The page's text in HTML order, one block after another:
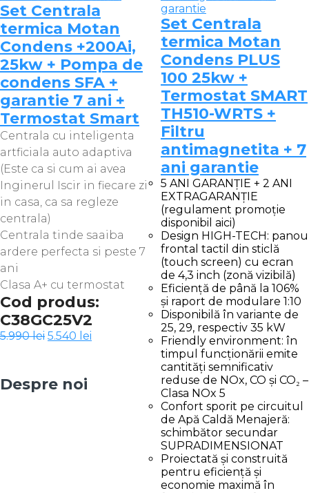
Set Centrala
termica Motan
Condens +200Ai,
25kw + Pompa de
condens SFA +
garantie 7 ani +
Termostat Smart
Centrala cu inteligenta
artficiala auto adaptiva
(Este ca si cum ai avea
Inginerul Iscir in fiecare zi
in casa, ca sa regleze
centrala)
Centrala tinde saaiba
ardere perfecta si peste 7
ani
Clasa A+ cu termostat
Cod produs:
C38GC25V2
5.990lei Prețul
5.990 lei.
5.540 lei
Set Centrala
termica Motan
Condens PLUS
100 25kw +
Termostat SMART
TH510-WRTS +
Filtru
antimagnetita + 7
ani garantie
5 ANI GARANȚIE + 2 ANI
EXTRAGARANȚIE
(regulament promoție
disponibil aici)
Design HIGH-TECH: panou
frontal tactil din sticlă
(touch screen) cu ecran
de 4,3 inch (zonă vizibilă)
Eficiență de până la 106%
și raport de modulare 1:10
Disponibilă în variante de
25, 29, respectiv 35 kW
Friendly environment: în
timpul funcționării emite
cantități semnificativ
reduse de NOx, CO și CO₂ –
Clasa NOx 5
Confort sporit pe circuitul
de Apă Caldă Menajeră:
schimbător secundar
SUPRADIMENSIONAT
Proiectată și construită
pentru eficiență și
economie maximă în
Despre noi